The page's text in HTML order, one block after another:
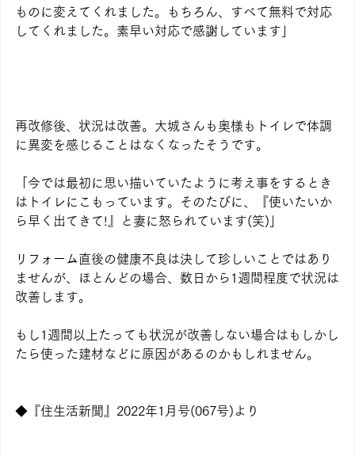
ものに変えてくれました。もちろん、すべて無料で対応
してくれました。素早い対応で感謝しています」
再改修後、状況は改善。大城さんも奥様もトイレで体調
に異変を感じることはなくなったそうです。
「今では最初に思い描いていたように考え事をするとき
はトイレにこもっています。そのたびに、『使いたいか
ら早く出てきて!』と妻に怒られています(笑)」
リフォーム直後の健康不良は決して珍しいことではあり
ませんが、ほとんどの場合、数日から1週間程度で状況は
改善します。
もし1週間以上たっても状況が改善しない場合はもしかし
たら使った建材などに原因があるのかもしれません。
◆『住生活新聞』2022年1月号(067号)より